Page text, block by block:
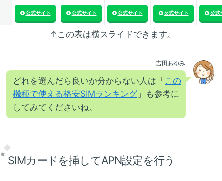
公式サイト 公式サイト 公式サイト 公式サイト 公式
↑この表は横スライドできます。
吉田あゆみ
どれを選んだら良いか分からない人は「 この
機種で使える格安SIMランキング 」も参考に
してみてくださいね。
SIMカードを挿してAPN設定を行う